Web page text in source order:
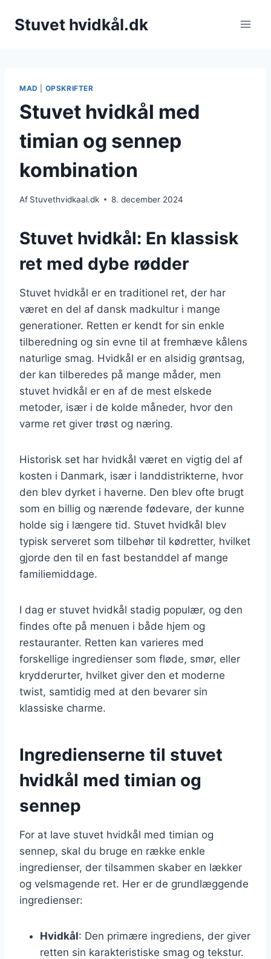
Stuvet hvidkål.dk
MAD OPSKRIFTER
Stuvet hvidkål med
timian og sennep
kombination
Af Stuvethvidkaal.dk 8. december 2024
Stuvet hvidkål: En klassisk
ret med dybe rødder
Stuvet hvidkål er en traditionel ret, der har
været en del af dansk madkultur i mange
generationer. Retten er kendt for sin enkle
tilberedning og sin evne til at fremhæve kålens
naturlige smag. Hvidkål er en alsidig grøntsag,
der kan tilberedes på mange måder, men
stuvet hvidkål er en af de mest elskede
metoder, især i de kolde måneder, hvor den
varme ret giver trøst og næring.
Historisk set har hvidkål været en vigtig del af
kosten i Danmark, især i landdistrikterne, hvor
den blev dyrket i haverne. Den blev ofte brugt
som en billig og nærende fødevare, der kunne
holde sig i længere tid. Stuvet hvidkål blev
typisk serveret som tilbehør til kødretter, hvilket
gjorde den til en fast bestanddel af mange
familiemiddage.
I dag er stuvet hvidkål stadig populær, og den
findes ofte på menuen i både hjem og
restauranter. Retten kan varieres med
forskellige ingredienser som fløde, smør, eller
krydderurter, hvilket giver den et moderne
twist, samtidig med at den bevarer sin
klassiske charme.
Ingredienserne til stuvet
hvidkål med timian og
sennep
For at lave stuvet hvidkål med timian og
sennep, skal du bruge en række enkle
ingredienser, der tilsammen skaber en lækker
og velsmagende ret. Her er de grundlæggende
ingredienser:
Hvidkål: Den primære ingrediens, der giver
retten sin karakteristiske smag og tekstur.